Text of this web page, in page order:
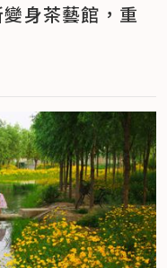
身茶藝館，重